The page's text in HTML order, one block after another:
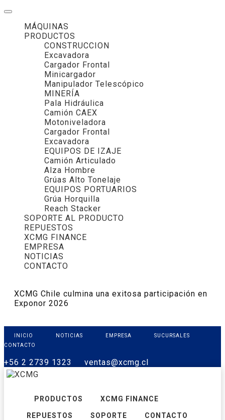
MÁQUINAS
PRODUCTOS
CONSTRUCCION
Excavadora
Cargador Frontal
Minicargador
Manipulador Telescópico
MINERÍA
Pala Hidráulica
Camión CAEX
Motoniveladora
Cargador Frontal
Excavadora
EQUIPOS DE IZAJE
Camión Articulado
Alza Hombre
Grúas Alto Tonelaje
EQUIPOS PORTUARIOS
Grúa Horquilla
Reach Stacker
SOPORTE AL PRODUCTO
REPUESTOS
XCMG FINANCE
EMPRESA
NOTICIAS
CONTACTO
XCMG Chile culmina una exitosa participación en
Exponor 2026
INICIO NOTICIAS EMPRESA
SUCURSALES
CONTACTO
+56 2 2739 1323 ventas@xcmg.cl
PRODUCTOS XCMG FINANCE
REPUESTOS SOPORTE CONTACTO